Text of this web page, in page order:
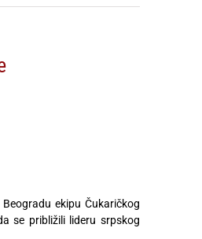
ekipu Čukaričkog
se približili lideru srpskog